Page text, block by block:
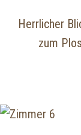
Herrlicher
zum